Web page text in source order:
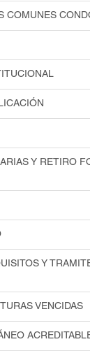
COMUNES
Y RETIRO
Y
VENCIDAS